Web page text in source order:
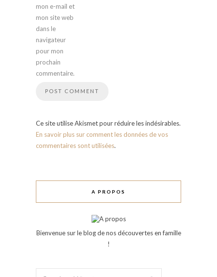
mon e-mail et
mon site web
dans le
navigateur
pour mon
prochain
commentaire.
Ce site utilise Akismet pour réduire les indésirables.
En savoir plus sur comment les données de vos
commentaires sont utilisées.
A PROPOS
Bienvenue sur le blog de nos découvertes en famille
!